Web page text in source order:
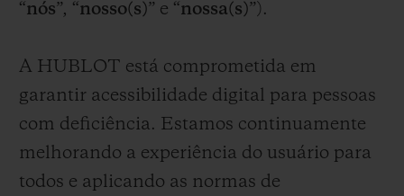
“nós”, “nosso(s)” e “nossa(s)”).
A HUBLOT está comprometida em
garantir acessibilidade digital para pessoas
com deficiência. Estamos continuamente
melhorando a experiência do usuário para
todos e aplicando as normas de
BIG BANG BIG BANG
SERVIÇIOS EXCLUSIVOS